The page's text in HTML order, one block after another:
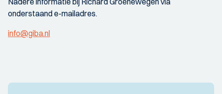
onderstaand e-mailadres.
info@giba.nl